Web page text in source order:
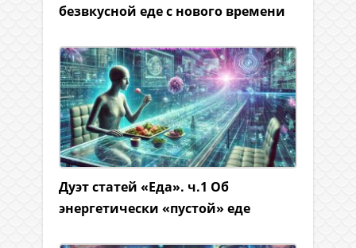
безвкусной еде с нового времени
Дуэт статей «Еда». ч.1 Об
энергетически «пустой» еде